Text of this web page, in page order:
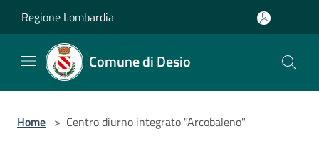
Regione Lombardia
Comune di Desio
Home > Centro diurno integrato "Arcobaleno"